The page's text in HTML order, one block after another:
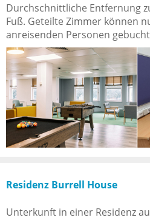
Durchschnittliche Entfernung
Fuß. Geteilte Zimmer können
anreisenden Personen
Residenz Burrell House
Unterkunft in einer Residenz